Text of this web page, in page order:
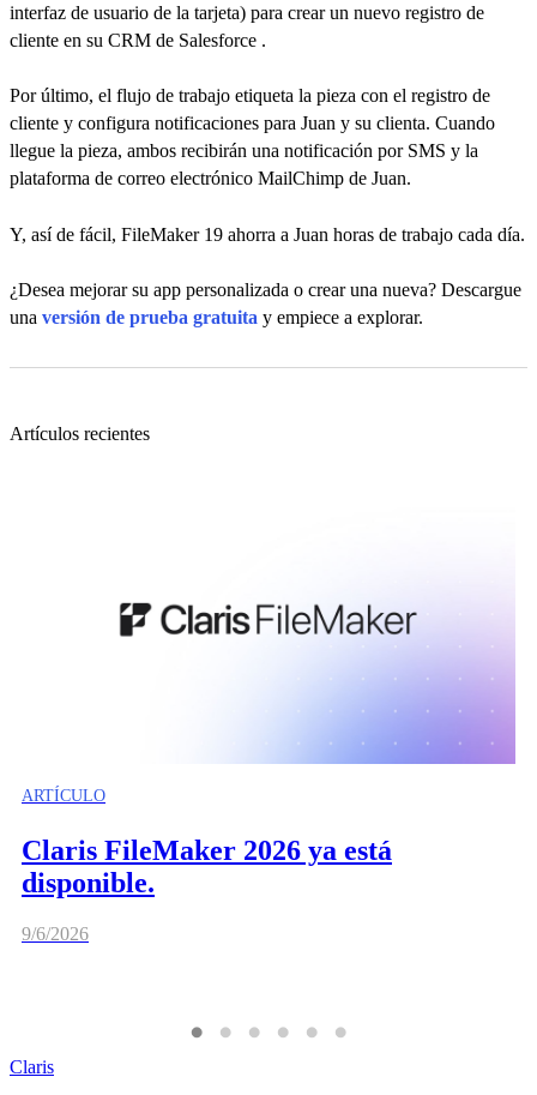
interfaz de usuario de la tarjeta) para crear un nuevo registro de
cliente en su CRM de Salesforce .
Por último, el flujo de trabajo etiqueta la pieza con el registro de
cliente y configura notificaciones para Juan y su clienta. Cuando
llegue la pieza, ambos recibirán una notificación por SMS y la
plataforma de correo electrónico MailChimp de Juan.
Y, así de fácil, FileMaker 19 ahorra a Juan horas de trabajo cada día.
¿Desea mejorar su app personalizada o crear una nueva? Descargue
una versión de prueba gratuita y empiece a explorar.
Artículos recientes
ARTÍCULO
Claris FileMaker 2026 ya está
disponible.
9/6/2026
Claris